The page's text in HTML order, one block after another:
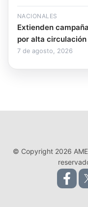
NACIONALES
Extienden
por alta circulación
7 de agosto, 2026
© Copyright 2026